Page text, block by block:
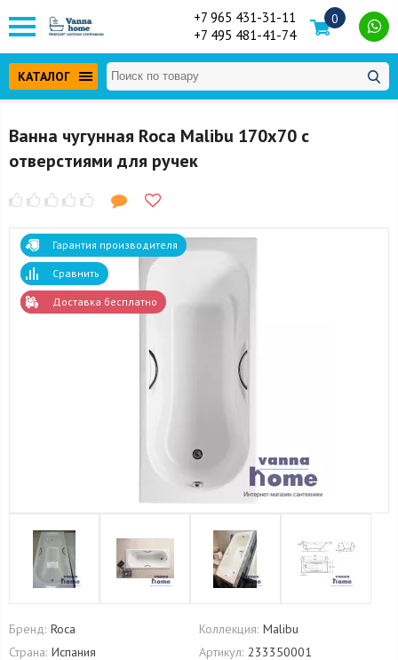
+7 965 431-31-11
+7 495 481-41-74
0
КАТАЛОГ
Ванна чугунная Roca Malibu 170х70 с
отверстиями для ручек
Гарантия производителя
Сравнить
Доставка бесплатно
Бренд: Roca Коллекция: Malibu
Страна: Испания Артикул: 233350001